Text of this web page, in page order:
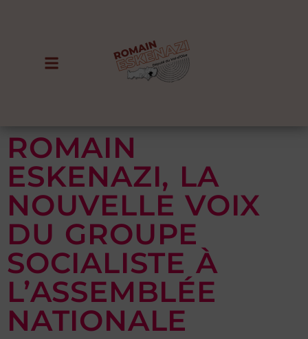
ROMAIN
ESKENAZI, LA
NOUVELLE VOIX
DU GROUPE
SOCIALISTE À
L’ASSEMBLÉE
NATIONALE